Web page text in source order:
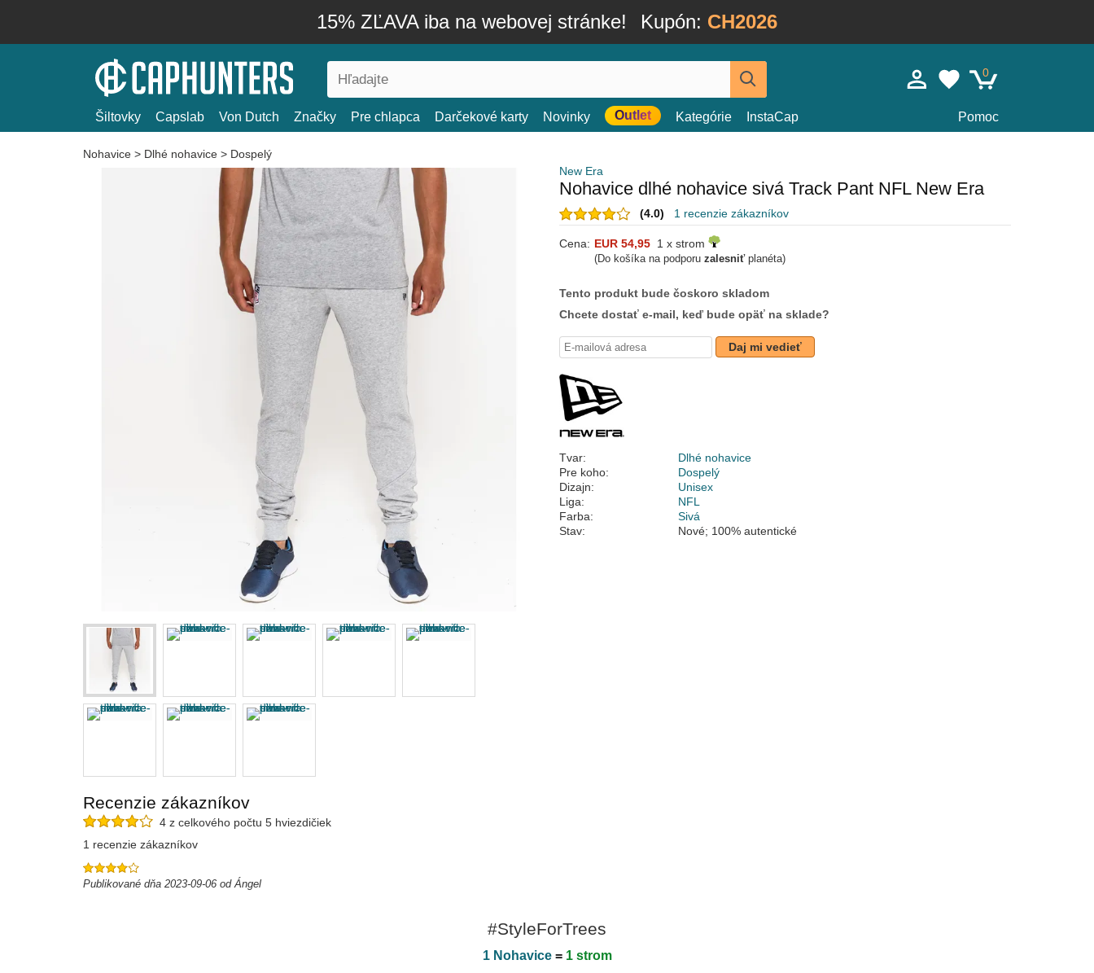
15% ZĽAVA iba na webovej stránke! Kupón: CH2026
0
Šiltovky Capslab Von Dutch Značky Pre chlapca Darčekové karty Novinky Outlet Kategórie InstaCap Pomoc
Nohavice > Dlhé nohavice > Dospelý
New Era
Nohavice dlhé nohavice sivá Track Pant NFL New Era
(4.0) 1 recenzie zákazníkov
Cena: EUR 54,95 1 x strom
(Do košíka na podporu zalesniťplanéta)
Tento produkt bude čoskoro skladom
Chcete dostať e-mail, keď bude opäť na sklade?
Daj mi vedieť
Tvar:
Dlhé nohavice
Pre koho:
Dospelý
Dizajn:
Unisex
Liga:
NFL
Farba:
Sivá
Stav:
Nové; 100% autentické
Recenzie zákazníkov
4 z celkového počtu 5 hviezdičiek
1 recenzie zákazníkov
Publikované dňa 2023-09-06 od Ángel
#StyleForTrees
1 Nohavice= 1 strom